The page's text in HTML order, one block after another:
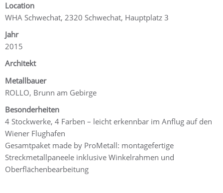
Location
WHA Schwechat, 2320 Schwechat, Hauptplatz 3
Jahr
2015
Architekt
Metallbauer
ROLLO, Brunn am Gebirge
Besonderheiten
4 Stockwerke, 4 Farben – leicht erkennbar im Anflug auf den
Wiener Flughafen
Gesamtpaket made by ProMetall: montagefertige
Streckmetallpaneele inklusive Winkelrahmen und
Oberflächenbearbeitung